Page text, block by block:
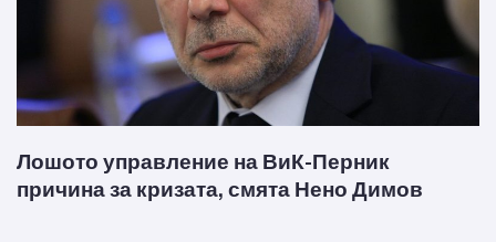
Лошото управление на ВиК-Перник
причина за кризата, смята Нено Димов